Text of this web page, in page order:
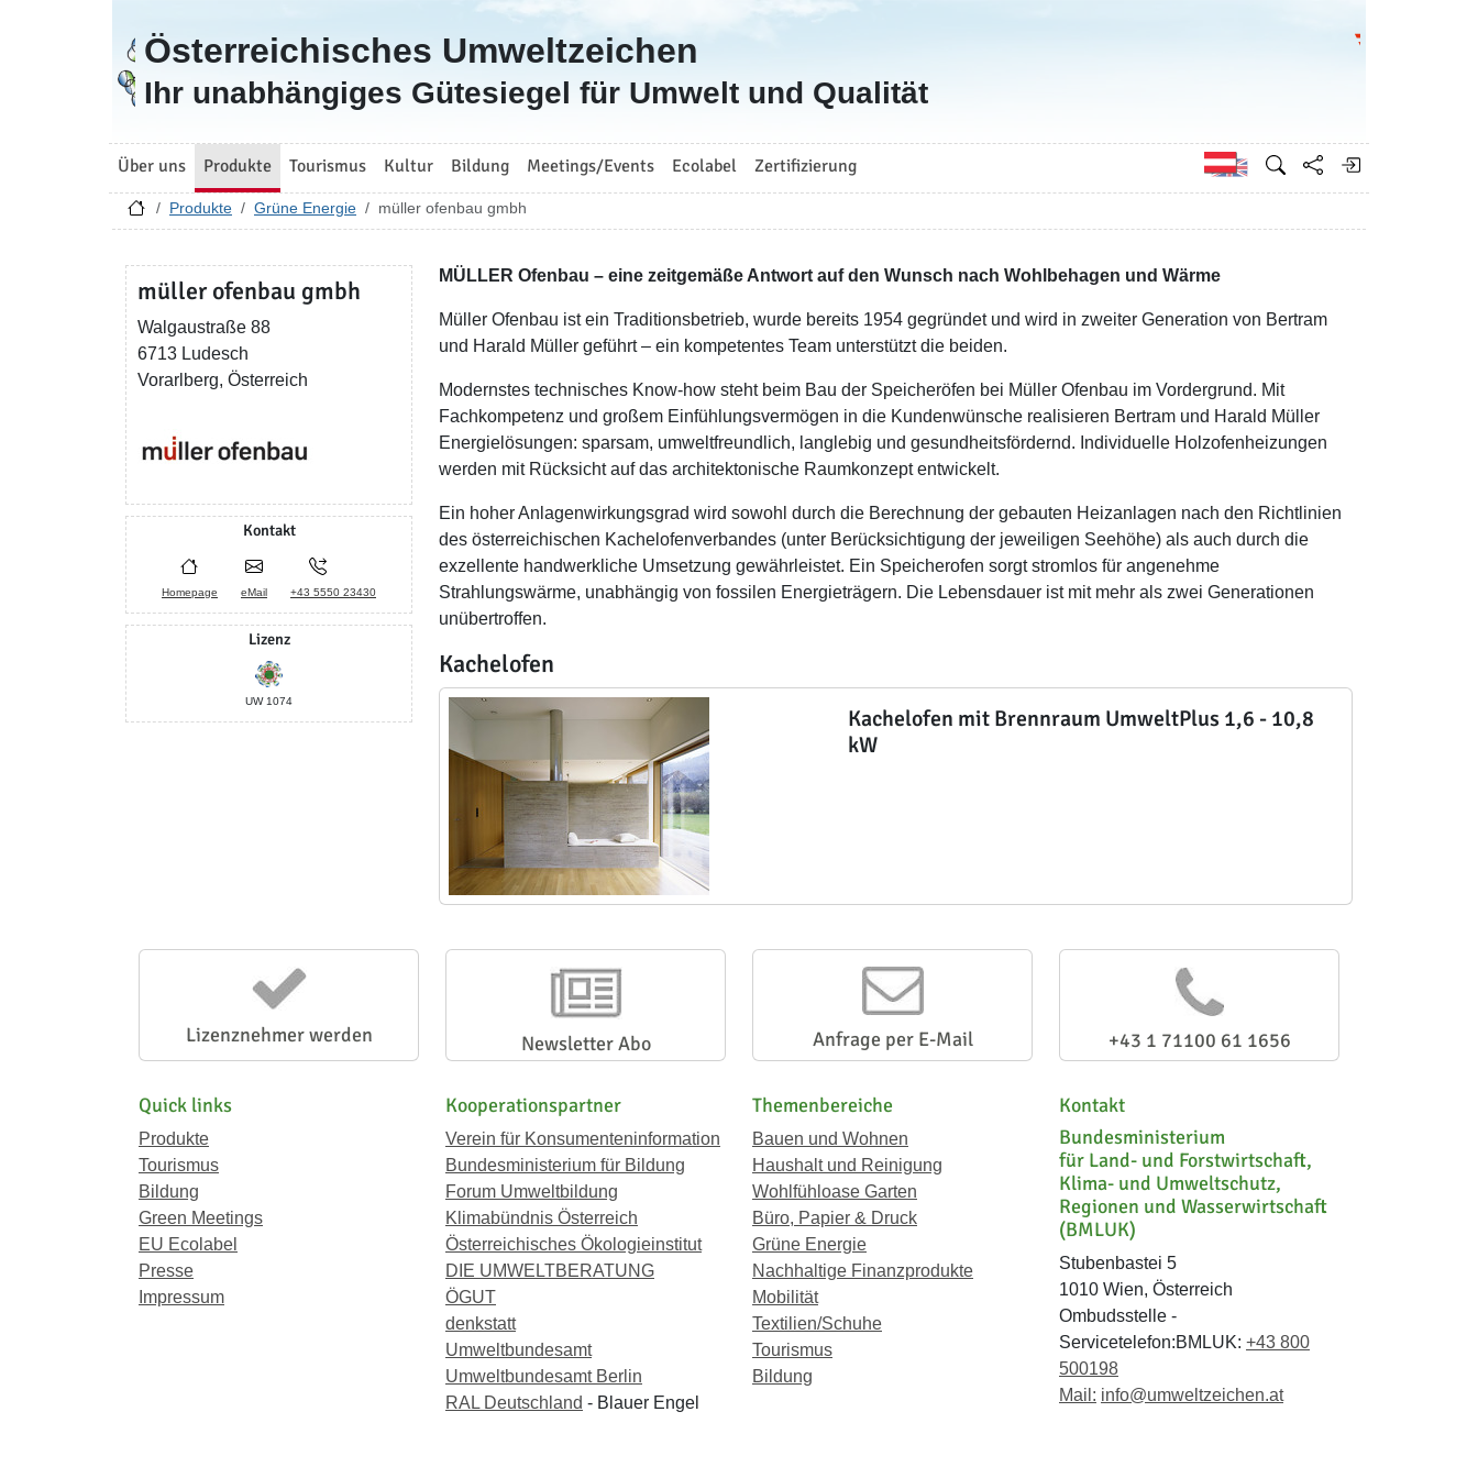
Zur Startseite
Österreichisches Umweltzeichen
Ihr unabhängiges Gütesiegel für Umwelt und Qualität
Über uns Produkte Tourismus Kultur Bildung Meetings/Events Ecolabel Zertifizierung Englisch
Produkte Grüne Energie müller ofenbau gmbh
müller ofenbau gmbh
Walgaustraße 88
6713 Ludesch
Vorarlberg, Österreich
Kontakt
Homepage eMail +43 5550 23430
Lizenz
UW 1074
MÜLLER Ofenbau – eine zeitgemäße Antwort auf den Wunsch nach Wohlbehagen und Wärme
Müller Ofenbau ist ein Traditionsbetrieb, wurde bereits 1954 gegründet und wird in zweiter Generation von Bertram
und Harald Müller geführt – ein kompetentes Team unterstützt die beiden.
Modernstes technisches Know-how steht beim Bau der Speicheröfen bei Müller Ofenbau im Vordergrund. Mit
Fachkompetenz und großem Einfühlungsvermögen in die Kundenwünsche realisieren Bertram und Harald Müller
Energielösungen: sparsam, umweltfreundlich, langlebig und gesundheitsfördernd. Individuelle Holzofenheizungen
werden mit Rücksicht auf das architektonische Raumkonzept entwickelt.
Ein hoher Anlagenwirkungsgrad wird sowohl durch die Berechnung der gebauten Heizanlagen nach den Richtlinien
des österreichischen Kachelofenverbandes (unter Berücksichtigung der jeweiligen Seehöhe) als auch durch die
exzellente handwerkliche Umsetzung gewährleistet. Ein Speicherofen sorgt stromlos für angenehme
Strahlungswärme, unabhängig von fossilen Energieträgern. Die Lebensdauer ist mit mehr als zwei Generationen
unübertroffen.
Kachelofen
Kachelofen mit Brennraum UmweltPlus 1,6 - 10,8
kW
Lizenznehmer werden Newsletter Abo Anfrage per E-Mail +43 1 71100 61 1656
Quick links
Produkte
Tourismus
Bildung
Green Meetings
EU Ecolabel
Presse
Impressum
Kooperationspartner
Verein für Konsumenteninformation
Bundesministerium für Bildung
Forum Umweltbildung
Klimabündnis Österreich
Österreichisches Ökologieinstitut
DIE UMWELTBERATUNG
ÖGUT
denkstatt
Umweltbundesamt
Umweltbundesamt Berlin
RAL Deutschland - Blauer Engel
Themenbereiche
Bauen und Wohnen
Haushalt und Reinigung
Wohlfühloase Garten
Büro, Papier & Druck
Grüne Energie
Nachhaltige Finanzprodukte
Mobilität
Textilien/Schuhe
Tourismus
Bildung
Kontakt
Bundesministerium
für Land- und Forstwirtschaft,
Klima- und Umweltschutz,
Regionen und Wasserwirtschaft
(BMLUK)
Stubenbastei 5
1010 Wien, Österreich
Ombudsstelle -
Servicetelefon:BMLUK: +43 800
500198
Mail: info@umweltzeichen.at